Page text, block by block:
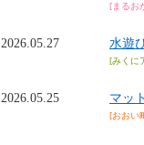
[まるお
2026.05.27 水遊
[みくに
2026.05.25 マッ
[おおい